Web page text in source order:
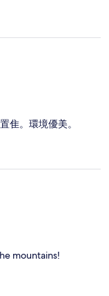
隹。環境優美。
mountains!